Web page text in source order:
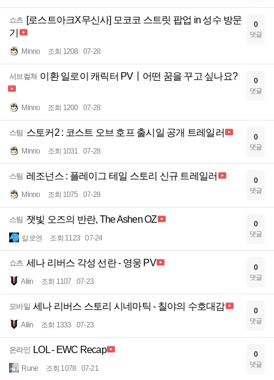
쇼츠 [로스트아크X무신사] 모코코 스트릿 팝업 in 성수 방문
기
Minno 조회 1208 07-28
0
댓글
서브컬쳐 이환 일로이 캐릭터 PV丨어떤 꿈을 꾸고 싶나요?
Minno 조회 1200 07-28
0
댓글
스팀 스토커2 : 코스트 오브 호프 출시일 공개 트레일러
Minno 조회 1031 07-28
0
댓글
스팀 레조넌스 : 플레이그 테일 스토리 신규 트레일러
Minno 조회 1075 07-28
0
댓글
스팀 잿빛 오즈의 반란, The Ashen OZ
칼로엔 조회 1123 07-24
0
댓글
쇼츠 세나 리버스 각성 선란 - 영웅 PV
Aliin 조회 1107 07-23
0
댓글
모바일 세나 리버스 스토리 시네마틱 - 칠야의 수호대감
Aliin 조회 1333 07-23
0
댓글
온라인 LOL - EWC Recap
Rune 조회 1078 07-21
0
댓글